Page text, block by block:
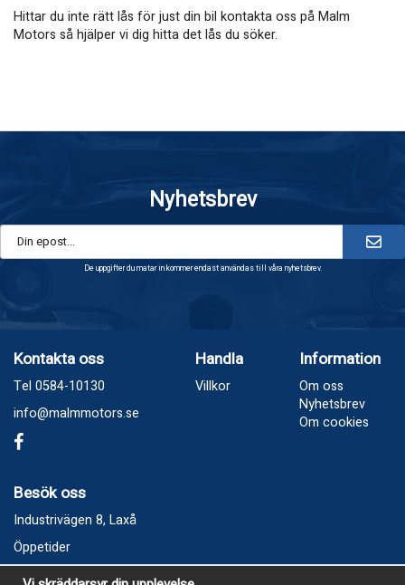
Hittar du inte rätt lås för just din bil kontakta oss på Malm
Motors så hjälper vi dig hitta det lås du söker.
Nyhetsbrev
De uppgifter du matar in kommer endast användas till våra nyhetsbrev.
Kontakta oss
Tel 0584-10130
info@malmmotors.se
Handla
Villkor
Information
Om oss
Nyhetsbrev
Om cookies
Besök oss
Industrivägen 8, Laxå
Öppetider
Vecka 32